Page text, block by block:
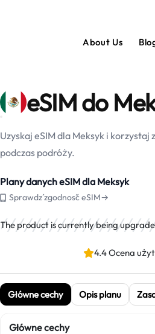
About Us
eSIM do
Uzyskaj eSIM dla Meksyk i
podczas podróży.
Plany danych eSIM dla Meksyk
Sprawdź zgodność eSIM→
The product is currently being
4.4 Ocena
Główne cechy Opis planu
Główne cechy